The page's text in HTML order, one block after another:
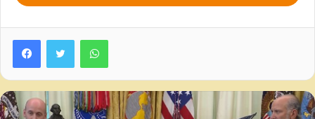
इजरायल की ओर से तत्काल कोई टिप्पणी नहीं की गई है।
अक्टूबर 2023 में गाजा में युद्ध शुरू होने के बाद से, हूती समूह ने
फिलिस्तीनियों के साथ एकजुटता का हवाला देते हुए इजरायल की ओर दर्जनों
मिसाइल और ड्रोन दागे हैं।
FacebookTwitter WhatsApp